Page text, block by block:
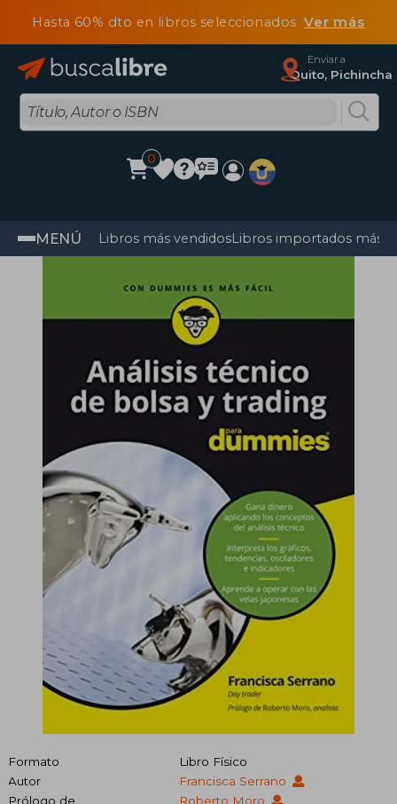
Hasta 60% dto en libros seleccionadosVer más
Enviar a
Quito, Pichincha
0
MENÚ Libros más vendidosLibros importados más
Formato
Libro Físico
Autor
Francisca Serrano
Prólogo de
Roberto Moro